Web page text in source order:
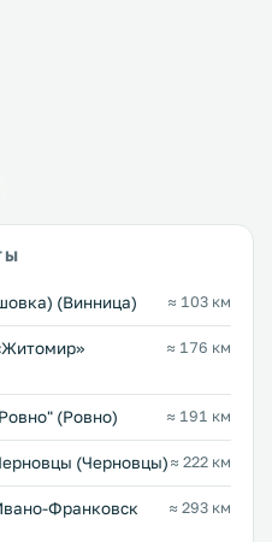
(Винница) ≈ 103 км
≈ 176 км
(Ровно) ≈ 191 км
(Черновцы) ≈ 222 км
Франковск
≈ 293 км